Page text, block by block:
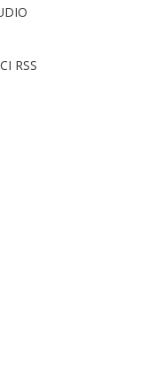
RSS